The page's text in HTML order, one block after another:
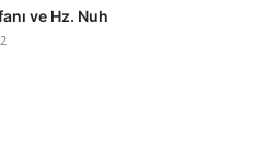
ve Hz. Nuh